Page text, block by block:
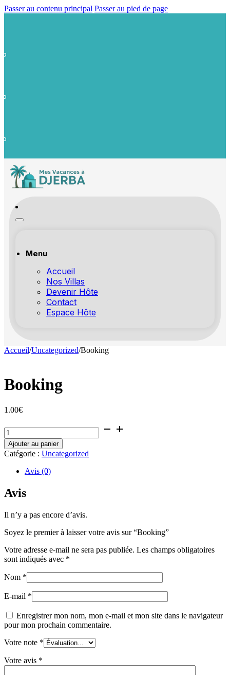
Passer au contenu principal Passer au pied de page
Menu
Accueil
Nos Villas
Devenir Hôte
Contact
Espace Hôte
Accueil/Uncategorized/Booking
Booking
1.00€
quantité
de
Booking
Ajouter au panier
Catégorie : Uncategorized
Avis (0)
Avis
Il n’y a pas encore d’avis.
Soyez le premier à laisser votre avis sur “Booking”
Votre adresse e-mail ne sera pas publiée. Les champs obligatoires
sont indiqués avec *
Nom *
E-mail *
Enregistrer mon nom, mon e-mail et mon site dans le navigateur
pour mon prochain commentaire.
Votre note *
Votre avis *